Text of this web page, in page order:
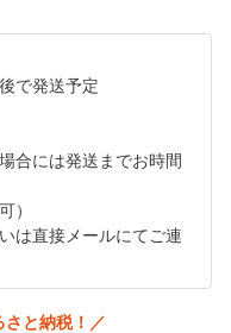
で発送予定
合には発送までお時間
）
は直接メールにてご連
さと納税！／